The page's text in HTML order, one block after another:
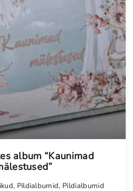
album “Kaunimad
, Pildialbumid, Pildialbumid